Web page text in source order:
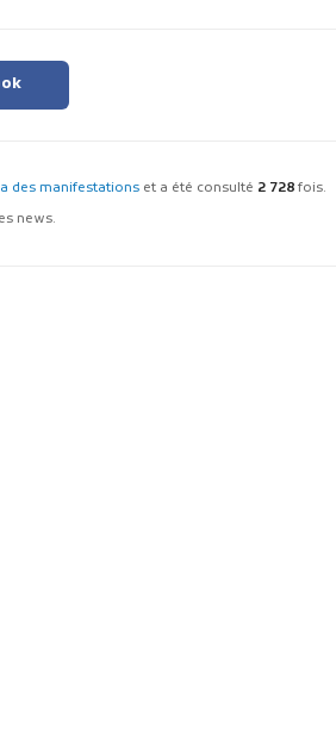
des manifestations et a été consulté 2 728 fois.
news.